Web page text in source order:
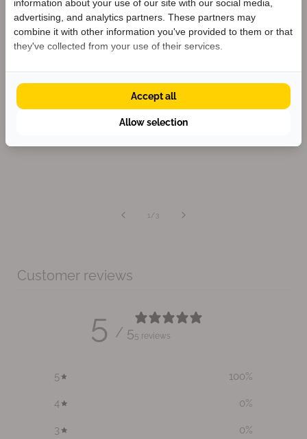
Planet
We envision a shoe industry that has a positive impact
planet. That’s why we've been on a mission since 2003
to make the world’s cleanest shoes.
1 /van
3
Customer reviews
5 / 55 reviews
5 100%
4 0%
3 0%
information about your use of our site with our social media,
advertising, and analytics partners. These partners may
combine it with other information you've provided to them or that
they've collected from your use of their services.
Allow selection
Accept all
Ontvang 5% kortingop je eerste bestelling
én blijf op de hoogte van nieuwe collecties.
Krijg 5% korting